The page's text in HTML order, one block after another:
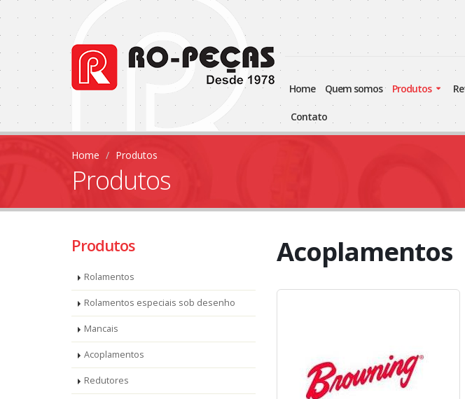
home quem somos produtos
contato
Home Produtos
Produtos
Produtos
Rolamentos
Rolamentos especiais sob desenho
Mancais
Acoplamentos
Redutores
Acoplamentos